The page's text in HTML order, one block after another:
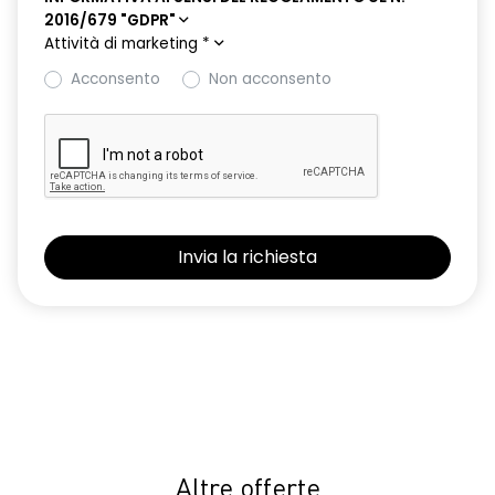
HARM08
Keyless entry
Nuovo Media Nav Live navigazione connessa con traffico in
tempo reale + 3D Arkamys®
Panchetta posteriore frazionabile e ribaltabile 1/3-2/3
Retrovisori ripiegabili automaticamente con pulsante di
Selleria in tessuto specifico journey MY26 grigio chiaro
2016/679 "GDPR"
Attività di marketing *
Acconsento
Non acconsento